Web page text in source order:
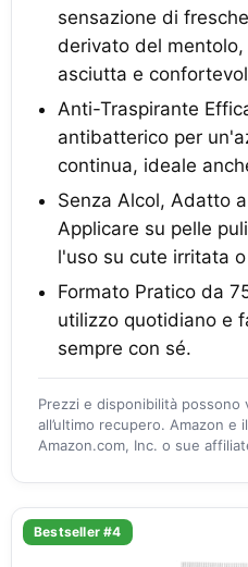
sensazione di
derivato del
asciutta e
Anti-Traspirante
antibatterico per
continua, ideale
Senza Alcol, Adatto
Applicare su pelle
l'uso su cute irritata
Formato Pratico da
utilizzo quotidiano e
sempre con sé.
Prezzi e disponibilità possono
all’ultimo recupero. Amazon e
Amazon.com, Inc. o sue
Bestseller #4